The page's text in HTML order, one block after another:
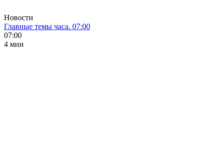
Новости
Главные темы часа. 07:00
07:00
4 мин